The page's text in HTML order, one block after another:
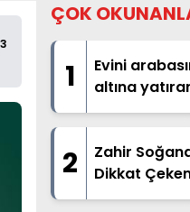
ÇOK
1
Evini
altına
beklediği
2
Zahir
Dikkat